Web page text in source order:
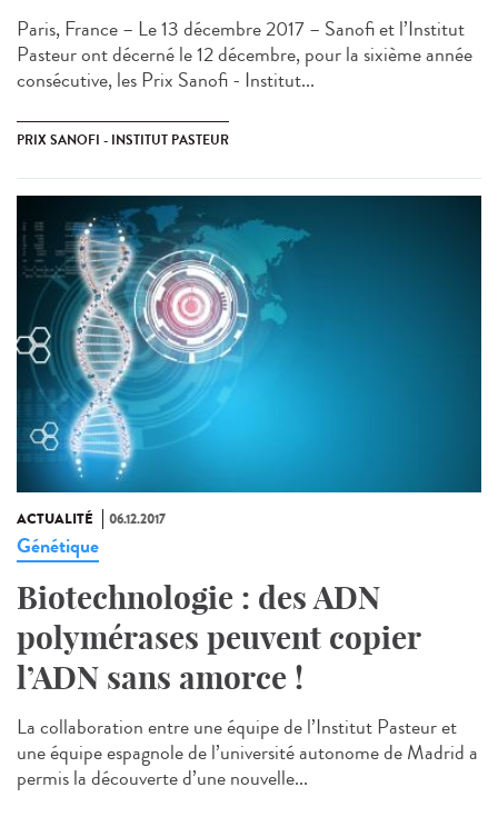
Paris, France – Le 13 décembre 2017 – Sanofi et l’Institut
Pasteur ont décerné le 12 décembre, pour la sixième année
consécutive, les Prix Sanofi - Institut...
PRIX SANOFI - INSTITUT PASTEUR
ACTUALITÉ 06.12.2017
Génétique
Biotechnologie : des ADN
polymérases peuvent copier
l’ADN sans amorce !
La collaboration entre une équipe de l’Institut Pasteur et
une équipe espagnole de l’université autonome de Madrid a
permis la découverte d’une nouvelle...